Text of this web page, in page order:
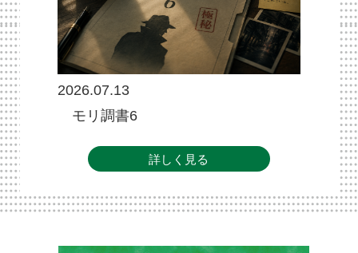
2026.07.13
モリ調書6
詳しく見る